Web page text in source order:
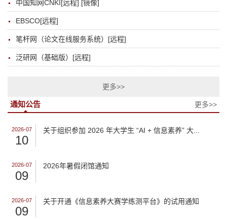
中国知网CNKI[远程] [镜像]
EBSCO[远程]
笔杆网（论文在线服务系统） [远程]
泛研网（基础版） [远程]
更多>>
通知公告 更多>>
2026-07
10
关于组织参加 2026 年大学生 “AI + 信息素养” 大...
2026-07
09
2026年暑假闭馆通知
2026-07
09
关于开通《信息素养大赛学练测平台》的试用通知